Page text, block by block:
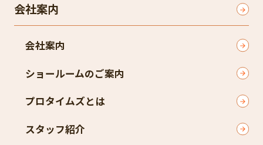
会社案内
会社案内
ショールームのご案内
プロタイムズとは
スタッフ紹介